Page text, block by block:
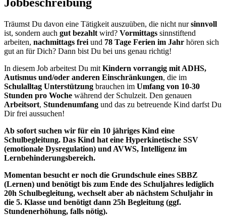
Träumst Du davon eine Tätigkeit auszuüben, die nicht nursinnvoll
ist, sondern auch gut bezahlt wird? Vormittags sinnstiftend
arbeiten, nachmittags frei und 78 Tage Ferien im Jahr hören sich
gut an für Dich? Dann bist Du bei uns genau richtig!
In diesem Job arbeitest Du mit Kindern vorrangig mit ADHS,
Autismus und/oder anderen Einschränkungen, die im
Schulalltag Unterstützung brauchen im Umfang von 10-30
Stunden pro Woche während der Schulzeit. Den genauen
Arbeitsort, Stundenumfang und das zu betreuende Kind darfst Du
Dir frei aussuchen!
Ab sofort suchen wir für ein 10 jähriges Kind eine
Schulbegleitung. Das Kind hat eine Hyperkinetische SSV
(emotionale Dysregulation) und AVWS, Intelligenz im
Lernbehinderungsbereich.
Momentan besucht er noch die Grundschule eines SBBZ
(Lernen) und benötigt bis zum Ende des Schuljahres lediglich
20h Schulbegleitung, wechselt aber ab nächstem Schuljahr in
die 5. Klasse und benötigt dann 25h Begleitung (ggf.
Stundenerhöhung, falls nötig).